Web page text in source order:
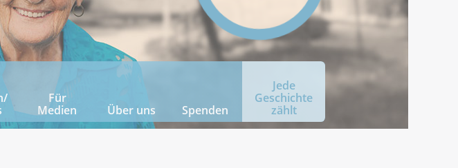
Für
Medien
Über uns Spenden
Jede
Geschichte
zählt